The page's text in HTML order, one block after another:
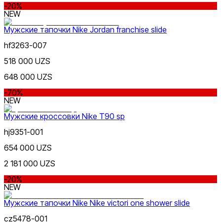
Серый
Голубой
-20%
NEW
Мужские тапочки Nike Jordan franchise slide
hf3263-007
518 000 UZS
648 000 UZS
-70%
NEW
Мужские кроссовки Nike T90 sp
hj9351-001
654 000 UZS
2 181 000 UZS
-20%
NEW
Мужские тапочки Nike Nike victori one shower slide
cz5478-001